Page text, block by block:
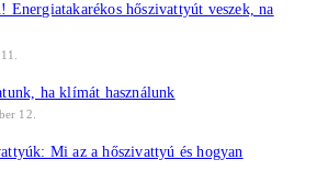
Energiatakarékos hőszivattyút veszek, na
ha klímát használunk
12.
Mi az a hőszivattyú és hogyan